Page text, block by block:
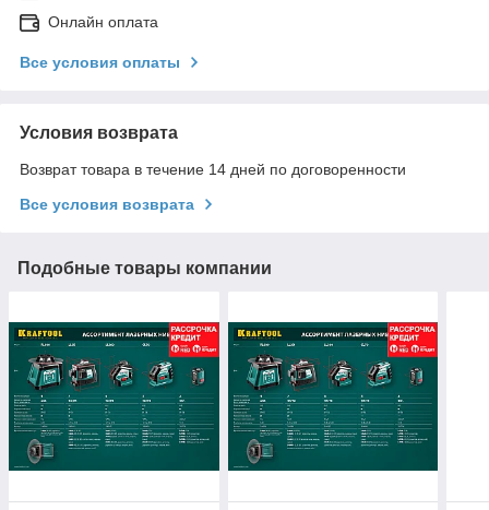
Онлайн оплата
Все условия оплаты
Условия возврата
Возврат товара в течение 14 дней по договоренности
Все условия возврата
Подобные товары компании